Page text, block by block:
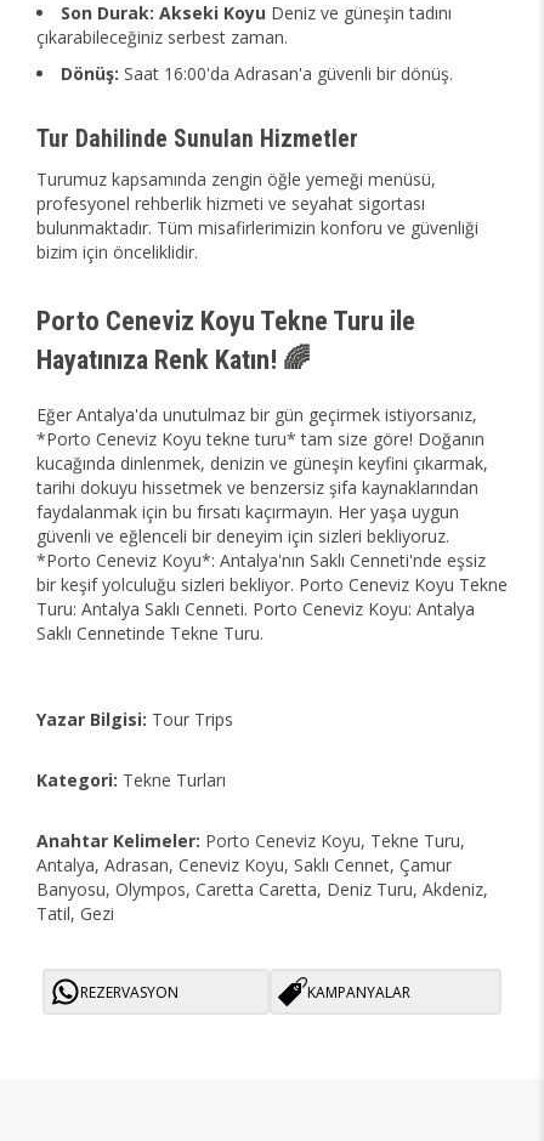
Son Durak: Akseki Koyu Deniz ve güneşin tadını
çıkarabileceğiniz serbest zaman.
Dönüş: Saat 16:00'da Adrasan'a güvenli bir dönüş.
Tur Dahilinde Sunulan Hizmetler
Turumuz kapsamında zengin öğle yemeği menüsü,
profesyonel rehberlik hizmeti ve seyahat sigortası
bulunmaktadır. Tüm misafirlerimizin konforu ve güvenliği
bizim için önceliklidir.
Porto Ceneviz Koyu Tekne Turu ile
Hayatınıza Renk Katın! 🌈
Eğer Antalya'da unutulmaz bir gün geçirmek istiyorsanız,
*Porto Ceneviz Koyu tekne turu* tam size göre! Doğanın
kucağında dinlenmek, denizin ve güneşin keyfini çıkarmak,
tarihi dokuyu hissetmek ve benzersiz şifa kaynaklarından
faydalanmak için bu fırsatı kaçırmayın. Her yaşa uygun
güvenli ve eğlenceli bir deneyim için sizleri bekliyoruz.
*Porto Ceneviz Koyu*: Antalya'nın Saklı Cenneti'nde eşsiz
bir keşif yolculuğu sizleri bekliyor. Porto Ceneviz Koyu Tekne
Turu: Antalya Saklı Cenneti. Porto Ceneviz Koyu: Antalya
Saklı Cennetinde Tekne Turu.
Yazar Bilgisi: Tour Trips
Kategori: Tekne Turları
Anahtar Kelimeler: Porto Ceneviz Koyu, Tekne Turu,
Antalya, Adrasan, Ceneviz Koyu, Saklı Cennet, Çamur
Banyosu, Olympos, Caretta Caretta, Deniz Turu, Akdeniz,
Tatil, Gezi
REZERVASYON KAMPANYALAR